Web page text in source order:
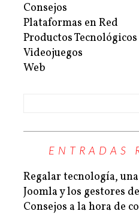
Consejos
Plataformas en Red
Productos Tecnológicos
Videojuegos
Web
ENTRADAS
Regalar tecnología,
Joomla y los gestores
Consejos a la hora de